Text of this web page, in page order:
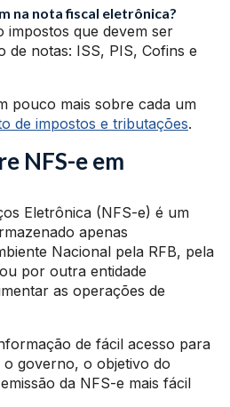
na nota fiscal eletrônica?
impostos que devem ser
de notas: ISS, PIS, Cofins e
pouco mais sobre cada um
de impostos e tributações.
NFS-e em
Eletrônica (NFS-e) é um
apenas
Nacional pela RFB, pela
por outra entidade
as operações de
de fácil acesso para
governo, o objetivo do
da NFS-e mais fácil